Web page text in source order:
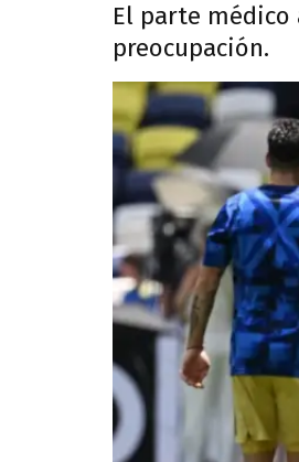
El parte
preocupación.